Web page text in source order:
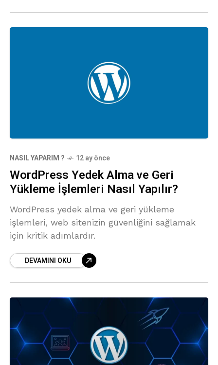
NASIL YAPARIM ? 12 ay önce
WordPress Yedek Alma ve Geri
Yükleme İşlemleri Nasıl Yapılır?
WordPress yedek alma ve geri yükleme
işlemleri, web sitenizin güvenliğini sağlamak
için kritik adımlardır.
DEVAMINI OKU